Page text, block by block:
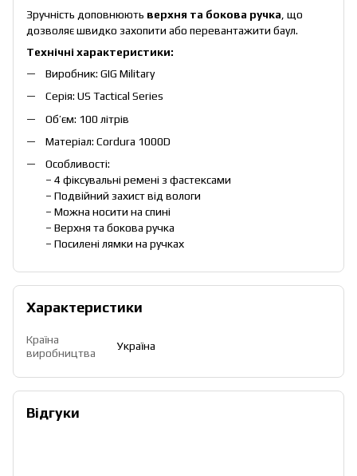
Зручність доповнюють верхня та бокова ручка , що
дозволяє швидко захопити або перевантажити баул.
Технічні характеристики:
Виробник: GIG Military
Серія: US Tactical Series
Об’єм: 100 літрів
Матеріал: Cordura 1000D
Особливості:
– 4 фіксувальні ремені з фастексами
– Подвійний захист від вологи
– Можна носити на спині
– Верхня та бокова ручка
– Посилені лямки на ручках
Характеристики
Країна
виробництва
Україна
Відгуки